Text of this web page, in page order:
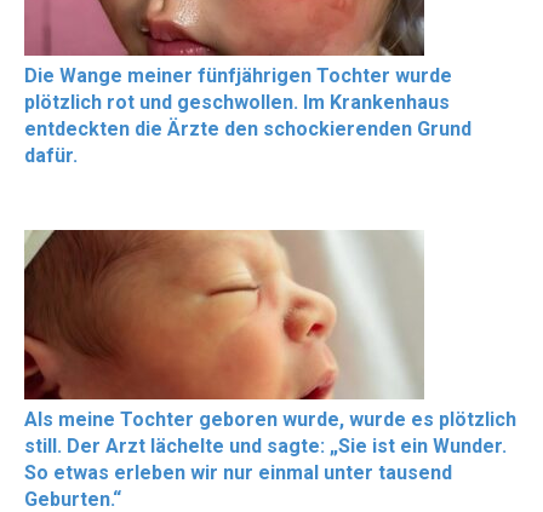
Die Wange meiner fünfjährigen Tochter wurde
plötzlich rot und geschwollen. Im Krankenhaus
entdeckten die Ärzte den schockierenden Grund
dafür.
Als meine Tochter geboren wurde, wurde es plötzlich
still. Der Arzt lächelte und sagte: „Sie ist ein Wunder.
So etwas erleben wir nur einmal unter tausend
Geburten.“